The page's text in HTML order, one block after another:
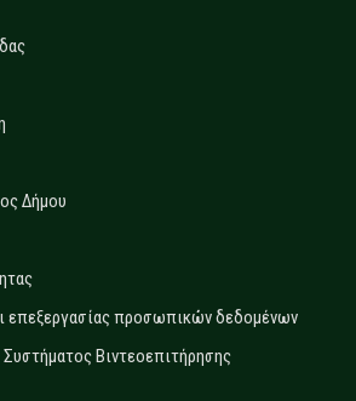
Δήμου
επεξεργασίας προσωπικών δεδομένων
Βιντεοεπιτήρησης